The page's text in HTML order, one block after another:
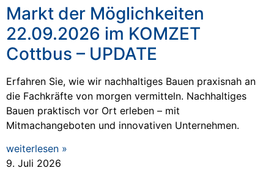
Markt der Möglichkeiten
22.09.2026 im KOMZET
Cottbus – UPDATE
Erfahren Sie, wie wir nachhaltiges Bauen praxisnah an
die Fachkräfte von morgen vermitteln. Nachhaltiges
Bauen praktisch vor Ort erleben – mit
Mitmachangeboten und innovativen Unternehmen.
weiterlesen »
9. Juli 2026